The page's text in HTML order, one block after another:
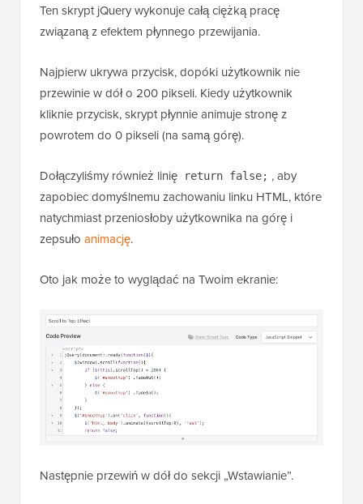
Ten skrypt jQuery wykonuje całą ciężką pracę
związaną z efektem płynnego przewijania.
Najpierw ukrywa przycisk, dopóki użytkownik nie
przewinie w dół o 200 pikseli. Kiedy użytkownik
kliknie przycisk, skrypt płynnie animuje stronę z
powrotem do 0 pikseli (na samą górę).
Dołączyliśmy również linię return false; , aby
zapobiec domyślnemu zachowaniu linku HTML, które
natychmiast przeniosłoby użytkownika na górę i
zepsuło animację.
Oto jak może to wyglądać na Twoim ekranie:
Następnie przewiń w dół do sekcji „Wstawianie”.